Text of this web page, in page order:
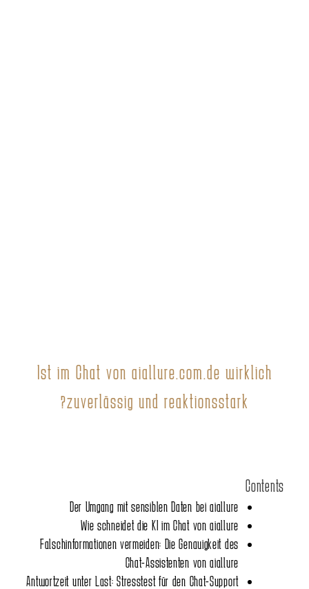
Ist im Chat von aiallure.com.de wirklich
zuverlässig und reaktionsstark?
Contents
Der Umgang mit sensiblen Daten bei aiallure
Wie schneidet die KI im Chat von aiallure
Falschinformationen vermeiden: Die Genauigkeit des
Chat-Assistenten von aiallure
Antwortzeit unter Last: Stresstest für den Chat-Support